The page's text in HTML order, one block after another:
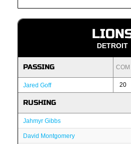
DETROIT
PASSING COM
Jared Goff 20
RUSHING
Jahmyr Gibbs
David Montgomery